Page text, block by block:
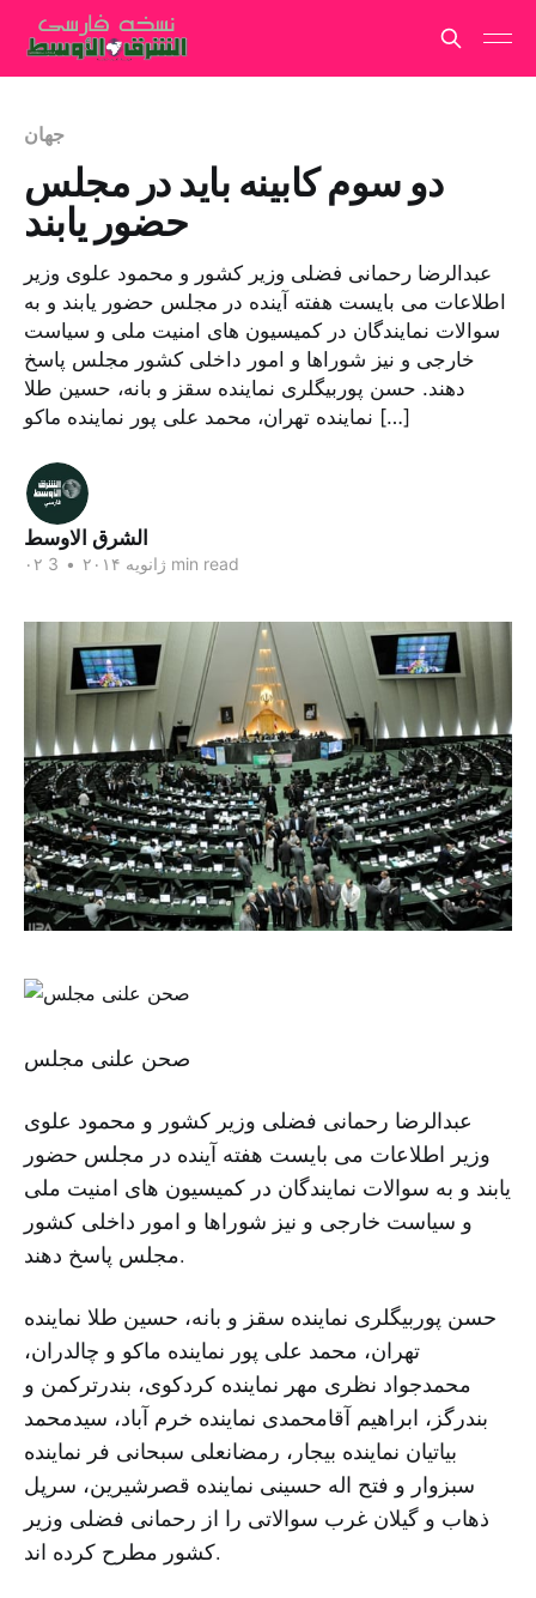
جهان
دو سوم کابینه باید در مجلس
حضور یابند
عبدالرضا رحمانی فضلی وزیر کشور و محمود علوی وزیر
اطلاعات می بایست هفته آینده در مجلس حضور یابند و به
سوالات نمایندگان در کمیسیون های امنیت ملی و سیاست
خارجی و نیز شوراها و امور داخلی کشور مجلس پاسخ
دهند. حسن پوربیگلری نماینده سقز و بانه، حسین طلا
نماینده تهران، محمد علی پور نماینده ماکو […]
الشرق الاوسط
۰۲ ژانویه ۲۰۱۴ • 3 min read
صحن علنی مجلس
عبدالرضا رحمانی فضلی وزیر کشور و محمود علوی
وزیر اطلاعات می بایست هفته آینده در مجلس حضور
یابند و به سوالات نمایندگان در کمیسیون های امنیت ملی
و سیاست خارجی و نیز شوراها و امور داخلی کشور
مجلس پاسخ دهند.
حسن پوربیگلری نماینده سقز و بانه، حسین طلا نماینده
تهران، محمد علی پور نماینده ماکو و چالدران،
محمدجواد نظری مهر نماینده کردکوی، بندرترکمن و
بندرگز، ابراهیم آقامحمدی نماینده خرم آباد، سیدمحمد
بیاتیان نماینده بیجار، رمضانعلی سبحانی فر نماینده
سبزوار و فتح اله حسینی نماینده قصرشیرین، سرپل
ذهاب و گیلان غرب سوالاتی را از رحمانی فضلی وزیر
کشور مطرح کرده اند.